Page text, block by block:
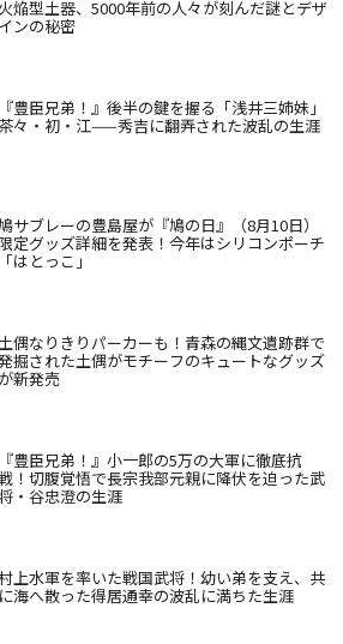
火焔型土器、5000年前の人々が刻んだ謎とデザ
インの秘密
『豊臣兄弟！』後半の鍵を握る「浅井三姉妹」
茶々・初・江——秀吉に翻弄された波乱の生涯
サブレーの豊島屋が『鳩の日』（8月10日）
限定グッズ詳細を発表！今年はシリコンポーチ
「はとっこ」
土偶なりきりパーカーも！青森の縄文遺跡群で
掘された土偶がモチーフのキュートなグッズ
が新発売
『豊臣兄弟！』小一郎の5万の大軍に徹底抗
！切腹覚悟で長宗我部元親に降伏を迫った武
・谷忠澄の生涯
上水軍を率いた戦国武将！幼い弟を支え、共
に海へ散った得居通幸の波乱に満ちた生涯